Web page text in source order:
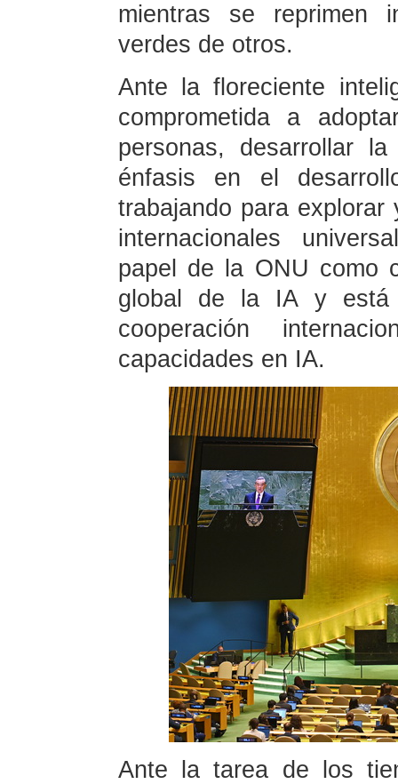
mientras se reprimen
verdes de otros.
Ante la floreciente
comprometida a
personas, desarrollar
énfasis en el
trabajando para
internacionales
papel de la ONU como
global de la IA y está
cooperación
capacidades en IA.
Ante la tarea de los